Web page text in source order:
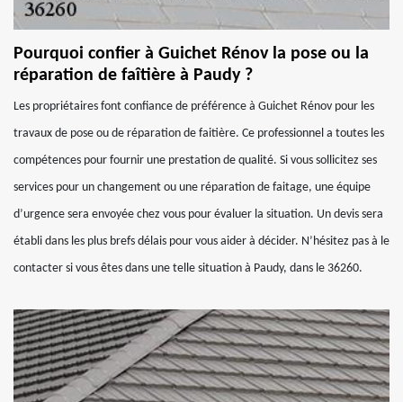
Pourquoi confier à Guichet Rénov la pose ou la
réparation de faîtière à Paudy ?
Les propriétaires font confiance de préférence à Guichet Rénov pour les
travaux de pose ou de réparation de faitière. Ce professionnel a toutes les
compétences pour fournir une prestation de qualité. Si vous sollicitez ses
services pour un changement ou une réparation de faitage, une équipe
d’urgence sera envoyée chez vous pour évaluer la situation. Un devis sera
établi dans les plus brefs délais pour vous aider à décider. N’hésitez pas à le
contacter si vous êtes dans une telle situation à Paudy, dans le 36260.